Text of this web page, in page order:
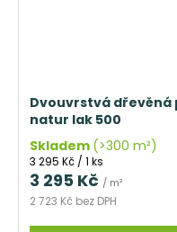
Dvouvrstvá dřevěná
natur lak 500
Skladem (>300 m²)
2 723 Kč bez DPH
3 295 Kč / m²
Měrná
cena:
3 295 Kč / 1 ks